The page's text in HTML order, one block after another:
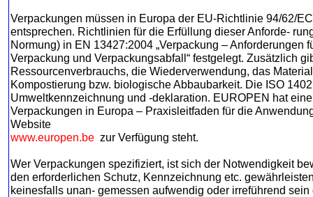
Verpackungen müssen in Europa der EU-Richtlinie 94/62/
entsprechen. Richtlinien für die Erfüllung dieser Anforde-
Normung) in EN 13427:2004 „Verpackung –
Verpackung und Verpackungsabfall“ festgelegt. Zusätzlich
Ressourcenverbrauchs, die Wiederverwendung, das
Kompostierung bzw. biologische Abbaubarkeit. Die ISO
Umweltkennzeichnung und -deklaration. EUROPEN hat
Verpackungen in Europa – Praxisleitfaden für die
Website
www.europen.be zur Verfügung steht.
Wer Verpackungen spezifiziert, ist sich der Notwendigkeit
den erforderlichen Schutz, Kennzeichnung etc.
keinesfalls unan- gemessen aufwendig oder irreführend sein